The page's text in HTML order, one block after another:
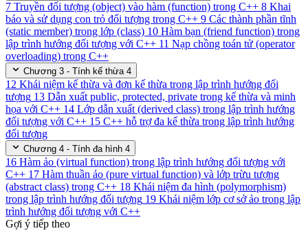
7 Truyền đối tượng (object) vào hàm (function) trong C++ 8 Khai
báo và sử dụng con trỏ đối tượng trong C++ 9 Các thành phần tĩnh
(static member) trong lớp (class) 10 Hàm bạn (friend function) trong
lập trình hướng đối tượng với C++ 11 Nạp chồng toán tử (operator
overloading) trong C++
Chương 3 - Tính kế thừa 4
12 Khái niệm kế thừa và đơn kế thừa trong lập trình hướng đối
tượng 13 Dẫn xuất public, protected, private trong kế thừa và minh
họa với C++ 14 Lớp dẫn xuất (derived class) trong lập trình hướng
đối tượng với C++ 15 C++ hỗ trợ đa kế thừa trong lập trình hướng
đối tượng
Chương 4 - Tính đa hình 4
16 Hàm ảo (virtual function) trong lập trình hướng đối tượng với
C++ 17 Hàm thuần ảo (pure virtual function) và lớp trừu tượng
(abstract class) trong C++ 18 Khái niệm đa hình (polymorphism)
trong lập trình hướng đối tượng 19 Khái niệm lớp cơ sở ảo trong lập
trình hướng đối tượng với C++
Gợi ý tiếp theo